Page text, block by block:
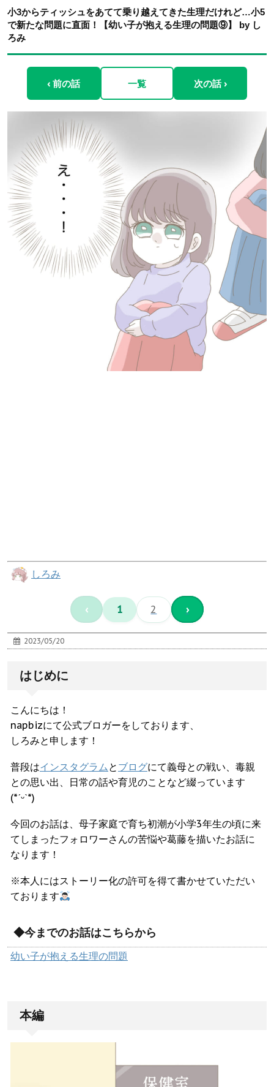
小3からティッシュをあてて乗り越えてきた生理だけれど…小5
で新たな問題に直面！【幼い子が抱える生理の問題⑨】 by し
ろみ
‹ 前の話 一覧 次の話 ›
しろみ
‹ 1 2 ›
2023/05/20
はじめに
こんにちは！
napbizにて公式ブロガーをしております、
しろみと申します！
普段はインスタグラムと ブログにて義母との戦い、毒親
との思い出、日常の話や育児のことなど綴っています
(*ˊᵕˋ*)
今回のお話は、母子家庭で育ち初潮が小学3年生の頃に来
てしまったフォロワーさんの苦悩や葛藤を描いたお話に
なります！
※本人にはストーリー化の許可を得て書かせていただい
ております
◆今までのお話はこちらから
幼い子が抱える生理の問題
本編